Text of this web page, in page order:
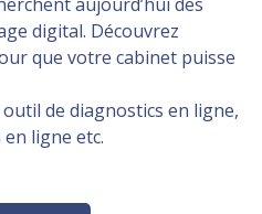
digital. Découvrez
que votre cabinet puisse
de diagnostics en ligne,
ligne etc.